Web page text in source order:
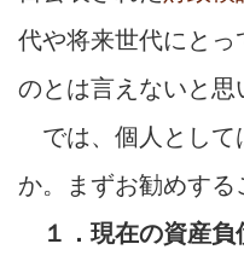
代や将来世代にとっ
のとは言えないと思
では、個人として
か。まずお勧めする
１．現在の資産